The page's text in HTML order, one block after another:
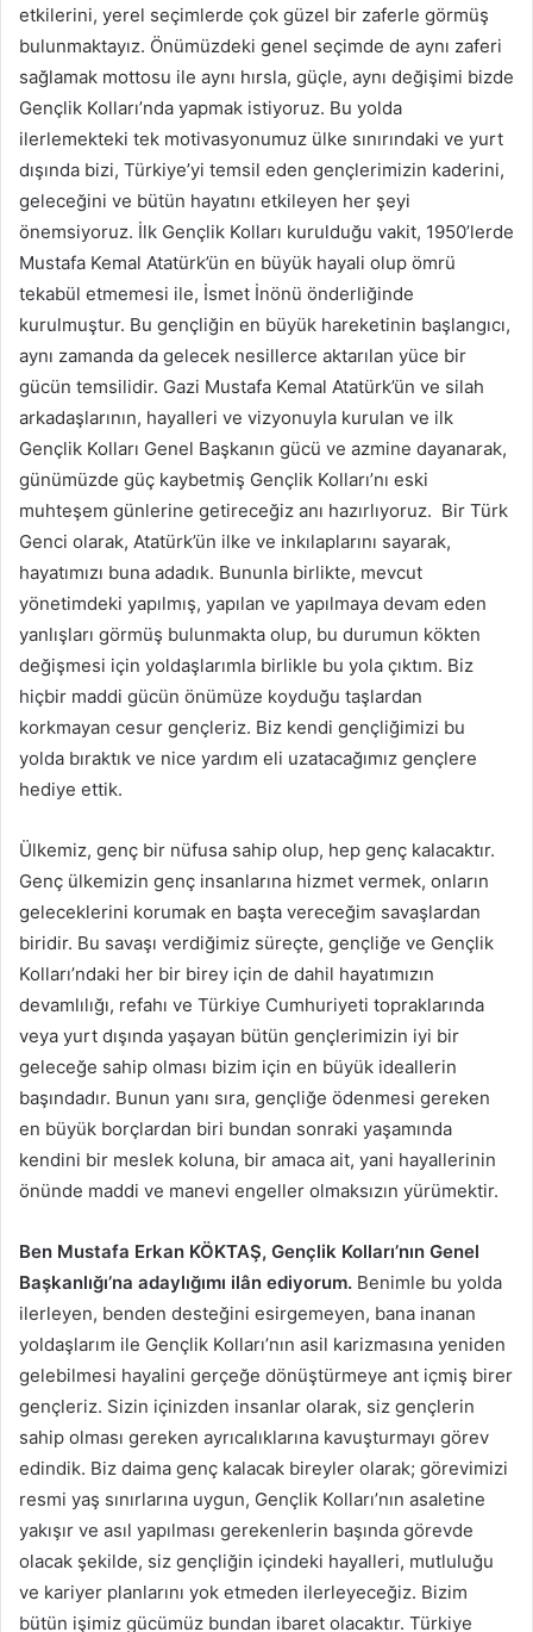
etkilerini, yerel seçimlerde çok güzel bir zaferle görmüş
bulunmaktayız. Önümüzdeki genel seçimde de aynı zaferi
sağlamak mottosu ile aynı hırsla, güçle, aynı değişimi bizde
Gençlik Kolları’nda yapmak istiyoruz. Bu yolda
ilerlemekteki tek motivasyonumuz ülke sınırındaki ve yurt
dışında bizi, Türkiye’yi temsil eden gençlerimizin kaderini,
geleceğini ve bütün hayatını etkileyen her şeyi
önemsiyoruz. İlk Gençlik Kolları kurulduğu vakit, 1950’lerde
Mustafa Kemal Atatürk’ün en büyük hayali olup ömrü
tekabül etmemesi ile, İsmet İnönü önderliğinde
kurulmuştur. Bu gençliğin en büyük hareketinin başlangıcı,
aynı zamanda da gelecek nesillerce aktarılan yüce bir
gücün temsilidir. Gazi Mustafa Kemal Atatürk’ün ve silah
arkadaşlarının, hayalleri ve vizyonuyla kurulan ve ilk
Gençlik Kolları Genel Başkanın gücü ve azmine dayanarak,
günümüzde güç kaybetmiş Gençlik Kolları’nı eski
muhteşem günlerine getireceğiz anı hazırlıyoruz. Bir Türk
Genci olarak, Atatürk’ün ilke ve inkılaplarını sayarak,
hayatımızı buna adadık. Bununla birlikte, mevcut
yönetimdeki yapılmış, yapılan ve yapılmaya devam eden
yanlışları görmüş bulunmakta olup, bu durumun kökten
değişmesi için yoldaşlarımla birlikle bu yola çıktım. Biz
hiçbir maddi gücün önümüze koyduğu taşlardan
korkmayan cesur gençleriz. Biz kendi gençliğimizi bu
yolda bıraktık ve nice yardım eli uzatacağımız gençlere
hediye ettik.
Ülkemiz, genç bir nüfusa sahip olup, hep genç kalacaktır.
Genç ülkemizin genç insanlarına hizmet vermek, onların
geleceklerini korumak en başta vereceğim savaşlardan
biridir. Bu savaşı verdiğimiz süreçte, gençliğe ve Gençlik
Kolları’ndaki her bir birey için de dahil hayatımızın
devamlılığı, refahı ve Türkiye Cumhuriyeti topraklarında
veya yurt dışında yaşayan bütün gençlerimizin iyi bir
geleceğe sahip olması bizim için en büyük ideallerin
başındadır. Bunun yanı sıra, gençliğe ödenmesi gereken
en büyük borçlardan biri bundan sonraki yaşamında
kendini bir meslek koluna, bir amaca ait, yani hayallerinin
önünde maddi ve manevi engeller olmaksızın yürümektir.
Ben Mustafa Erkan KÖKTAŞ, Gençlik Kolları’nın Genel
Başkanlığı’na adaylığımı ilân ediyorum. Benimle bu yolda
ilerleyen, benden desteğini esirgemeyen, bana inanan
yoldaşlarım ile Gençlik Kolları’nın asil karizmasına yeniden
gelebilmesi hayalini gerçeğe dönüştürmeye ant içmiş birer
gençleriz. Sizin içinizden insanlar olarak, siz gençlerin
sahip olması gereken ayrıcalıklarına kavuşturmayı görev
edindik. Biz daima genç kalacak bireyler olarak; görevimizi
resmi yaş sınırlarına uygun, Gençlik Kolları’nın asaletine
yakışır ve asıl yapılması gerekenlerin başında görevde
olacak şekilde, siz gençliğin içindeki hayalleri, mutluluğu
ve kariyer planlarını yok etmeden ilerleyeceğiz. Bizim
bütün işimiz gücümüz bundan ibaret olacaktır. Türkiye